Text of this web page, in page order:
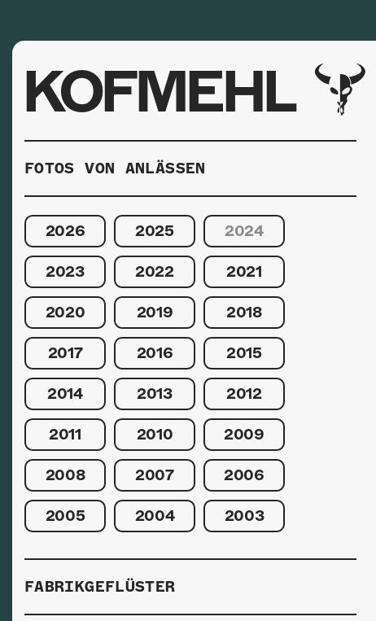
KOFMEHL
FOTOS VON ANLÄSSEN
2026 2025 2024
2023 2022 2021
2020 2019 2018
2017 2016 2015
2014 2013 2012
2011 2010 2009
2008 2007 2006
2005 2004 2003
FABRIKGEFLÜSTER